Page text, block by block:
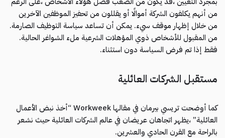
من أنهم يكلفون الشركة أموالًا أو يقللون من تحفيز الموظفين الآخرين
من خلال إظهار موقف سيء. يمكن أن تساعد سياسة التوظيف الصارمة.
من المقبول للأشخاص ذوي المؤهلات الشرعية ملء الشواغر الحالية.
فقط إذا تم فرض السياسة دون استثناء.
مستقبل الشركات العائلية
كما أوضحت تريسي بيرمان في مقالها Workweek “أخذ نبض الأعمال
العائلية” ،يظهر اتجاهان عريضان في عالم الشركات العائلية حيث نشعر
بالراحة مع القرن الحادي والعشرين.